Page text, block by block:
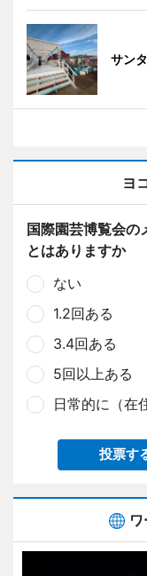
サン
ヨ
国際園芸博覧会の
とはありますか
ない
1.2回ある
3.4回ある
5回以上ある
日常的に（在
投票す